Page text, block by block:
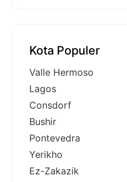
Kota Populer
Valle Hermoso
Lagos
Consdorf
Bushir
Pontevedra
Yerikho
Ez-Zakazik